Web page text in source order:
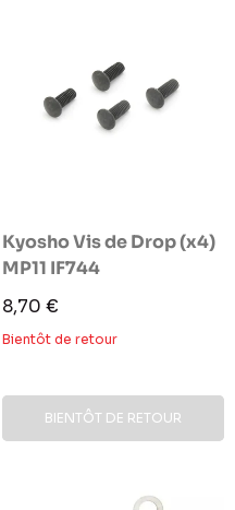
Kyosho Vis de Drop (x4)
MP11 IF744
Prix
réduit
8,70 €
Bientôt de retour
BIENTÔT DE RETOUR